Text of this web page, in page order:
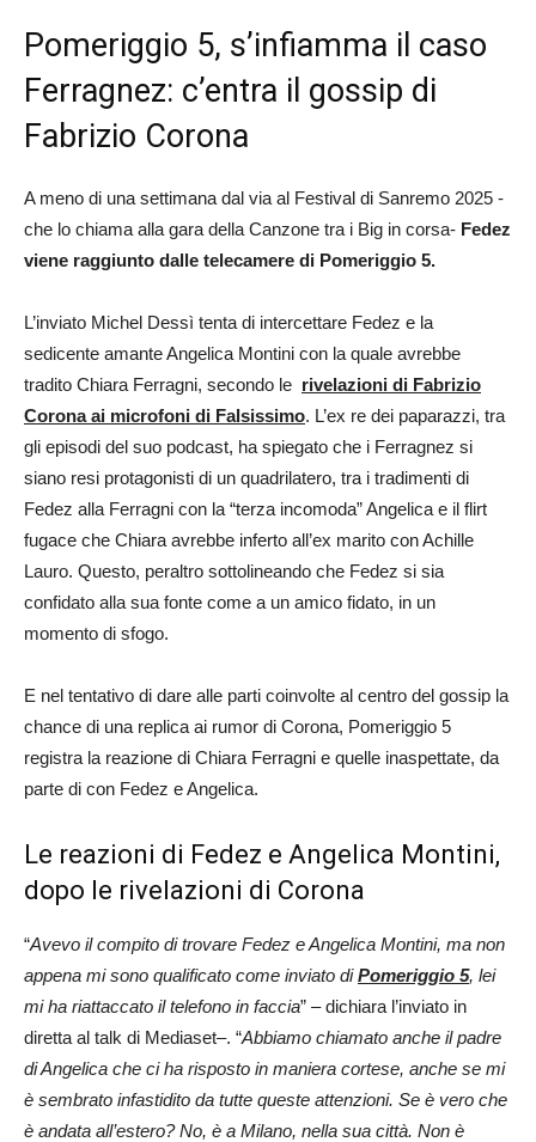
Pomeriggio 5, s’infiamma il caso
Ferragnez: c’entra il gossip di
Fabrizio Corona
A meno di una settimana dal via al Festival di Sanremo 2025 -
che lo chiama alla gara della Canzone tra i Big in corsa- Fedez
viene raggiunto dalle telecamere di Pomeriggio 5.
L’inviato Michel Dessì tenta di intercettare Fedez e la
sedicente amante Angelica Montini con la quale avrebbe
tradito Chiara Ferragni, secondo le rivelazioni di Fabrizio
Corona ai microfoni di Falsissimo. L’ex re dei paparazzi, tra
gli episodi del suo podcast, ha spiegato che i Ferragnez si
siano resi protagonisti di un quadrilatero, tra i tradimenti di
Fedez alla Ferragni con la “terza incomoda” Angelica e il flirt
fugace che Chiara avrebbe inferto all’ex marito con Achille
Lauro. Questo, peraltro sottolineando che Fedez si sia
confidato alla sua fonte come a un amico fidato, in un
momento di sfogo.
E nel tentativo di dare alle parti coinvolte al centro del gossip la
chance di una replica ai rumor di Corona, Pomeriggio 5
registra la reazione di Chiara Ferragni e quelle inaspettate, da
parte di con Fedez e Angelica.
Le reazioni di Fedez e Angelica Montini,
dopo le rivelazioni di Corona
“Avevo il compito di trovare Fedez e Angelica Montini, ma non
appena mi sono qualificato come inviato diPomeriggio 5, lei
mi ha riattaccato il telefono in faccia” – dichiara l’inviato in
diretta al talk di Mediaset–. “Abbiamo chiamato anche il padre
di Angelica che ci ha risposto in maniera cortese, anche se mi
è sembrato infastidito da tutte queste attenzioni. Se è vero che
è andata all’estero? No, è a Milano, nella sua città. Non è